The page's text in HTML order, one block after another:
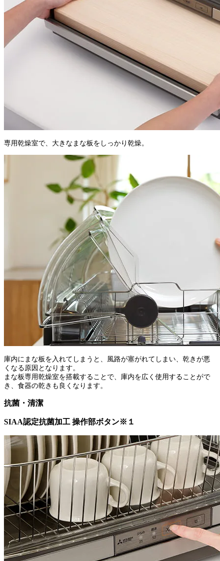
専用乾燥室で、大きなまな板をしっかり乾燥。
庫内にまな板を入れてしまうと、風路が塞がれてしまい、乾きが悪
くなる原因となります。
まな板専用乾燥室を搭載することで、庫内を広く使用することがで
き、食器の乾きも良くなります。
抗菌・清潔
SIAA認定抗菌加工 操作部ボタン※１